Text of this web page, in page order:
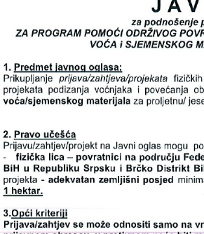
ЦИВИЛНА ЗАШТИТА
КОНТАКТ